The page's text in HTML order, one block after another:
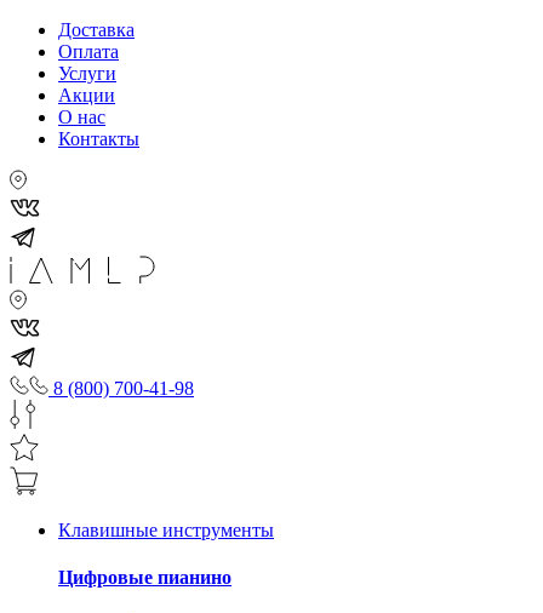
Доставка
Оплата
Услуги
Акции
О нас
Контакты
8 (800) 700-41-98
Клавишные инструменты
Цифровые пианино